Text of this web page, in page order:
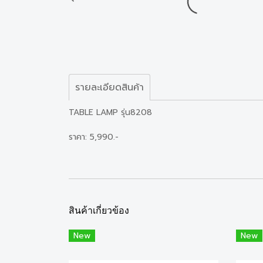
รายละเอียดสินค้า
TABLE LAMP รุ่น8208
ราคา: 5,990.-
สินค้าเกี่ยวข้อง
New New